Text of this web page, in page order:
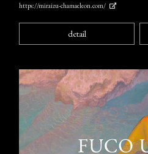
https://miraizu-chamaeleon.com/
detail